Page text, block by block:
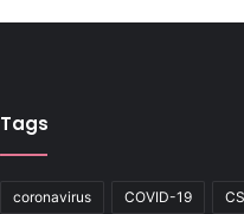
Tags
coronavirus COVID-19